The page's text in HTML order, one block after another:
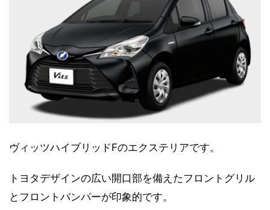
ヴィッツハイブリッドFのエクステリアです。
トヨタデザインの広い開口部を備えたフロントグリル
とフロントバンパーが印象的です。